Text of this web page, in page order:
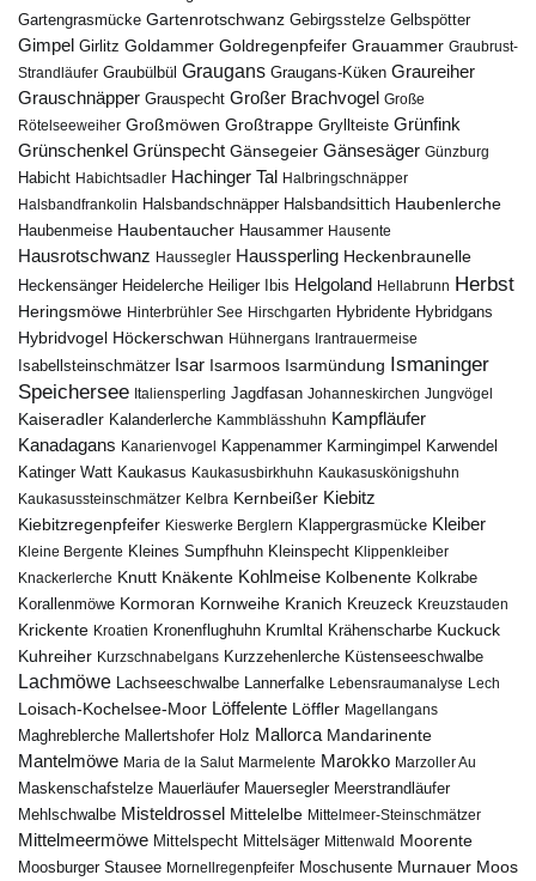
Gartengrasmücke Gartenrotschwanz Gebirgsstelze Gelbspötter
Gimpel Girlitz Goldammer Goldregenpfeifer Grauammer Graubrust-
Strandläufer Graubülbül Graugans Graugans-Küken Graureiher
Grauschnäpper Grauspecht Großer Brachvogel Große
Rötelseeweiher Großmöwen Großtrappe Gryllteiste Grünfink
Grünschenkel Grünspecht Gänsegeier Gänsesäger Günzburg
Habicht Habichtsadler Hachinger Tal Halbringschnäpper
Halsbandfrankolin Halsbandschnäpper Halsbandsittich Haubenlerche
Haubenmeise Haubentaucher Hausammer Hausente
Hausrotschwanz Haussegler Haussperling Heckenbraunelle
Heckensänger Heidelerche Heiliger Ibis Helgoland Hellabrunn Herbst
Heringsmöwe Hinterbrühler See Hirschgarten Hybridente Hybridgans
Hybridvogel Höckerschwan Hühnergans Irantrauermeise
Isabellsteinschmätzer Isar Isarmoos Isarmündung Ismaninger
Speichersee Italiensperling Jagdfasan Johanneskirchen Jungvögel
Kaiseradler Kalanderlerche Kammblässhuhn Kampfläufer
Kanadagans Kanarienvogel Kappenammer Karmingimpel Karwendel
Katinger Watt Kaukasus Kaukasusbirkhuhn Kaukasuskönigshuhn
Kaukasussteinschmätzer Kelbra Kernbeißer Kiebitz
Kiebitzregenpfeifer Kieswerke Berglern Klappergrasmücke Kleiber
Kleine Bergente Kleines Sumpfhuhn Kleinspecht Klippenkleiber
Knackerlerche Knutt Knäkente Kohlmeise Kolbenente Kolkrabe
Korallenmöwe Kormoran Kornweihe Kranich Kreuzeck Kreuzstauden
Krickente Kroatien Kronenflughuhn Krumltal Krähenscharbe Kuckuck
Kuhreiher Kurzschnabelgans Kurzzehenlerche Küstenseeschwalbe
Lachmöwe Lachseeschwalbe Lannerfalke Lebensraumanalyse Lech
Loisach-Kochelsee-Moor Löffelente Löffler Magellangans
Maghreblerche Mallertshofer Holz Mallorca Mandarinente
Mantelmöwe Maria de la Salut Marmelente Marokko Marzoller Au
Maskenschafstelze Mauerläufer Mauersegler Meerstrandläufer
Mehlschwalbe Misteldrossel Mittelelbe Mittelmeer-Steinschmätzer
Mittelmeermöwe Mittelspecht Mittelsäger Mittenwald Moorente
Moosburger Stausee Mornellregenpfeifer Moschusente Murnauer Moos